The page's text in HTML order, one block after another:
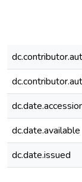
dc.date.available
dc.date.issued